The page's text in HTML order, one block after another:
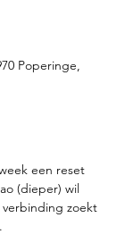
Poperinge,
een reset
(dieper) wil
zoekt